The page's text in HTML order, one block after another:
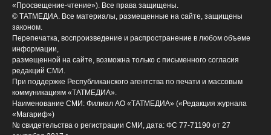
«Просвещение-чтение»). Все права защищены.
© ТАТМЕДИА. Все материалы, размещенные на сайте, защищены
законом.
Перепечатка, воспроизведение и распространение в любом объеме
информации,
размещенной на сайте, возможна только с письменного согласия
редакций СМИ.
При поддержке Республиканского агентства по печати и массовым
коммуникациям «ТАТМЕДИА».
Наименование СМИ: Филиал АО «ТАТМЕДИА» («Редакция журнала
«Магариф»)
№ свидетельства о регистрации СМИ, дата: ФС 77-71190 от 27